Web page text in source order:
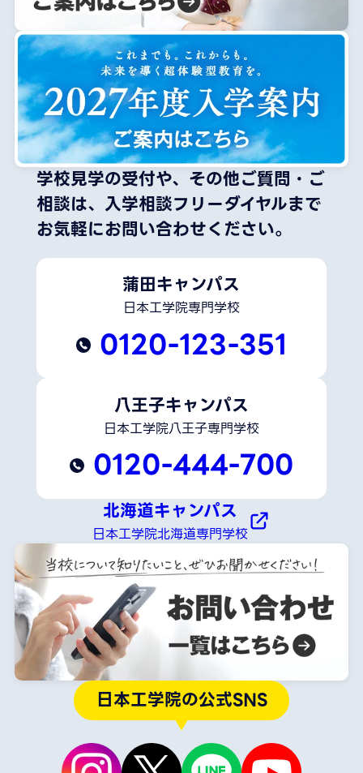
学校見学の受付や、その他ご質問・ご
相談は、 入学相談フリーダイヤルまで
お気軽にお問い合わせください。
蒲田キャンパス
日本工学院専門学校
0120-123-351
八王子キャンパス
日本工学院八王子専門学校
0120-444-700
北海道キャンパス
日本工学院北海道専門学校
日本工学院の公式SNS